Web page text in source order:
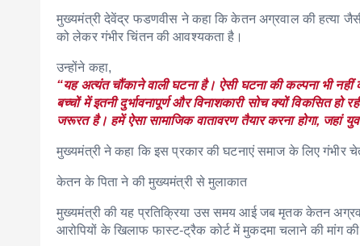
मुख्यमंत्री देवेंद्र फडणवीस ने कहा कि केतन अग्रवाल की हत्या
को लेकर गंभीर चिंतन की आवश्यकता है।
उन्होंने कहा,
“यह अत्यंत चौंकाने वाली घटना है। ऐसी घटना की कल्पना भी
बच्चों में इतनी दुर्भावनापूर्ण और विनाशकारी सोच क्यों विकसित
जरूरत है। हमें ऐसा सामाजिक वातावरण तैयार करना होगा, जहां
मुख्यमंत्री ने कहा कि इस प्रकार की घटनाएं समाज के लिए
केतन के पिता ने की मुख्यमंत्री से मुलाकात
मुख्यमंत्री की यह प्रतिक्रिया उस समय आई जब मृतक केतन
आरोपियों के खिलाफ फास्ट-ट्रैक कोर्ट में मुकदमा चलाने की मांग